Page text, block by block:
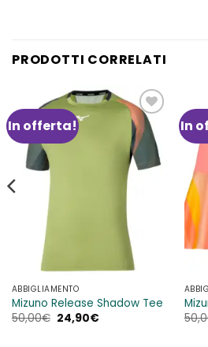
PRODOTTI CORRELATI
In offerta!
Aggiungi
alla lista
dei
desideri
ABBIGLIAMENTO
Mizuno Release Shadow Tee
50,00€ Il
prezzo
24,90€Il
In